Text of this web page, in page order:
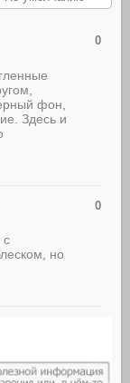
0
фон,
Здесь и
0
с
но